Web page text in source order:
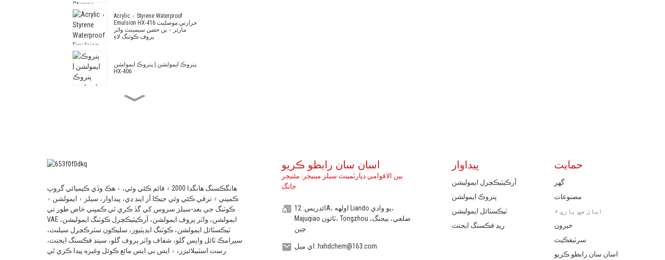
Acrylic ۽ Styrene Waterproof
Emulsion HX-416 حرارتي موصليت
مارٽر ۽ ٻن حصن سيمينٽ واٽر
پروف ڪوٽنگ لاءِ
پنروڪ ايمولشن | پنروڪ ايمولشن
HX-406
حرارتي موصليت مارٽر ۽ سيمينٽ
۽ اندروني ڀت جي ڪوٽنگ لاءِ تبديل
ٿيل ايڪريلڪ ۽ اسٽائرين
آرڪيٽيڪچرل ايمولشن HX-303
آرڪيٽيڪچرل ايمولشن -
آرڪيٽيڪچرل ايمولشن HX-302G
هانگڪسنگ هانگڊا 2000 ۾ قائم ڪئي وئي، ۽ هڪ وڏي ڪيميائي گروپ
ڪمپني ۾ ترقي ڪئي وئي جيڪا آر اينڊ ڊي، پيداوار، سيلز ۽ ايمولشن ۽
ڪوٽنگ جي بعد-سيلز سروس کي گڏ ڪري ٿي.ڪمپني خاص طور تي
VAE ايمولشن، واٽر پروف ايمولشن، آرڪيٽيڪچرل ڪوٽنگ ايموليشن،
ٽيڪسٽائل ايمولشن، ڪوٽنگ ايڊيٽيوز، سليڪون سٽرڪچرل سيلنٽ،
سيرامڪ ٽائل واپس گلو، شفاف واٽر پروف گلو، سينڊ فڪسنگ ايجنٽ،
رسٽ اسٽيبلائيزر، ۽ ايس بي ايس مائع ڪوئل وغيره پيدا ڪري ٿي.
اسان سان رابطو ڪريو
بين الاقوامي ڊپارٽمينٽ سيلز مينيجر: مئنيجر
جانگ
ائڊريس: 12A، اولهه Liando يو وادي،
Majuqiao ٽائون، Tongzhou ضلعي، بيجنگ،
اي ميل: hxhdchem@163.com
پيداوار
آرڪيٽيڪچرل ايموليشن
پنروڪ ايمولشن
ٽيڪسٽائل ايموليشن
ريڊ فڪسنگ ايجنٽ
حمايت
گهر
مصنوعات
اسان جي باري ۾
خبرون
سرٽيفڪيٽ
اسان سان رابطو ڪريو